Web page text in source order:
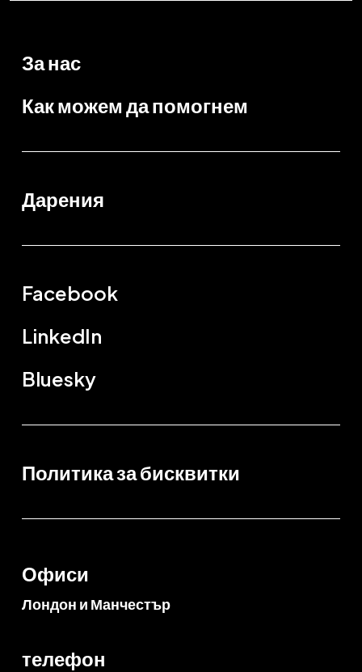
За нас
Как можем да помогнем
Дарения
Facebook
LinkedIn
Bluesky
Политика за бисквитки
Офиси
Лондон и Манчестър
телефон